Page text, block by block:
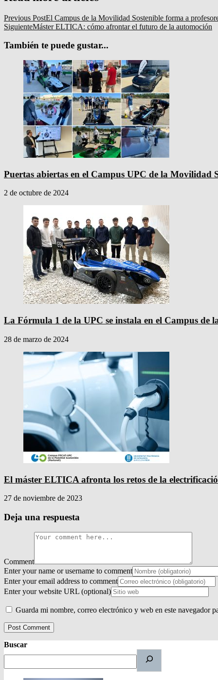
Previous PostEl Campus de la Movilidad Sostenible forma a
SiguienteMáster ELTICA: cómo afrontar el futuro de la automoción
También te puede gustar...
Puertas abiertas en el Campus UPC de la Movilidad
2 de octubre de 2024
La Fórmula 1 de la UPC se instala en el Campus de
28 de marzo de 2024
El máster ELTICA afronta los retos de la
27 de noviembre de 2023
Deja una respuesta
Comment
Enter your name or username to comment
Enter your email address to comment
Enter your website URL (optional)
Guarda mi nombre, correo electrónico y web en este navegador
Buscar